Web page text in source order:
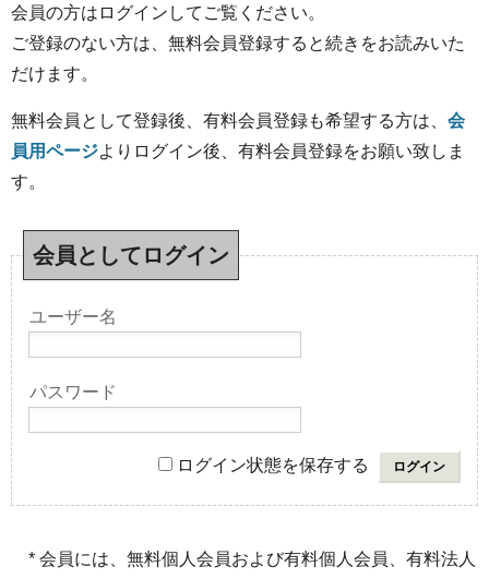
会員の方はログインしてご覧ください。
ご登録のない方は、無料会員登録すると続きをお読みいた
だけます。
無料会員として登録後、有料会員登録も希望する方は、 会
員用ページよりログイン後、有料会員登録をお願い致しま
す。
会員としてログイン
ユーザー名
パスワード
ログイン状態を保存する
* 会員には、無料個人会員および有料個人会員、有料法人